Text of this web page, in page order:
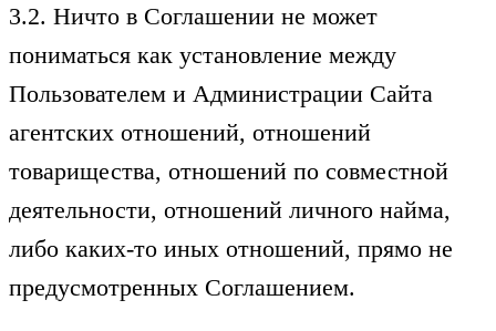
3.2. Ничто в Соглашении не может
пониматься как установление между
Пользователем и Администрации Сайта
агентских отношений, отношений
товарищества, отношений по совместной
деятельности, отношений личного найма,
либо каких-то иных отношений, прямо не
предусмотренных Соглашением.